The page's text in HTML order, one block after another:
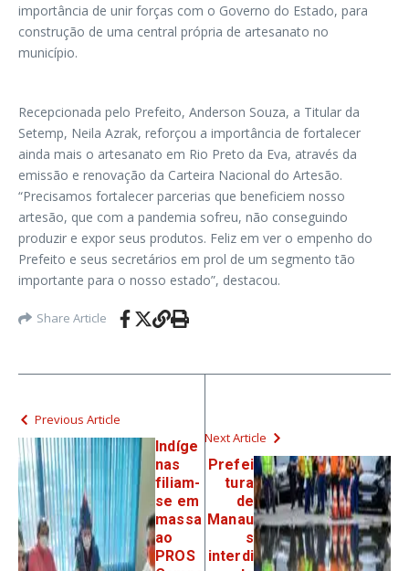
importância de unir forças com o Governo do Estado, para
construção de uma central própria de artesanato no
município.
Recepcionada pelo Prefeito, Anderson Souza, a Titular da
Setemp, Neila Azrak, reforçou a importância de fortalecer
ainda mais o artesanato em Rio Preto da Eva, através da
emissão e renovação da Carteira Nacional do Artesão.
“Precisamos fortalecer parcerias que beneficiem nosso
artesão, que com a pandemia sofreu, não conseguindo
produzir e expor seus produtos. Feliz em ver o empenho do
Prefeito e seus secretários em prol de um segmento tão
importante para o nosso estado”, destacou.
Share Article
Previous Article
Indíge
nas
filiam-
se em
massa
ao
PROS
Next Article
Prefei
tura
de
Manau
s
interdi